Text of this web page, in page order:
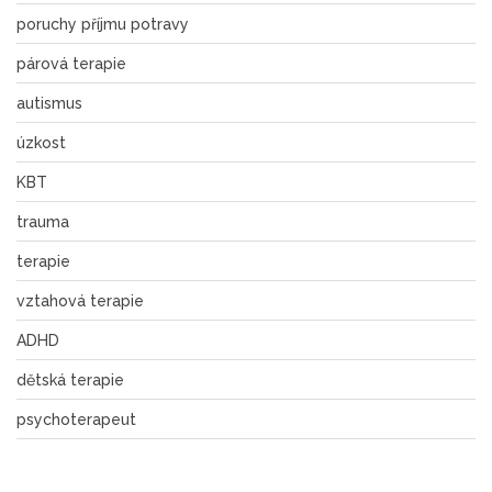
poruchy příjmu potravy
párová terapie
autismus
úzkost
KBT
trauma
terapie
vztahová terapie
ADHD
dětská terapie
psychoterapeut